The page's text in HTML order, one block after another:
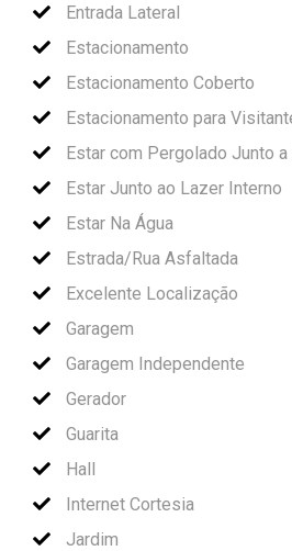
Entrada Lateral
Estacionamento
Estacionamento Coberto
Estacionamento para
Estar com Pergolado Junto a
Estar Junto ao Lazer Interno
Estar Na Água
Estrada/Rua Asfaltada
Excelente Localização
Garagem
Garagem Independente
Gerador
Guarita
Hall
Internet Cortesia
Jardim